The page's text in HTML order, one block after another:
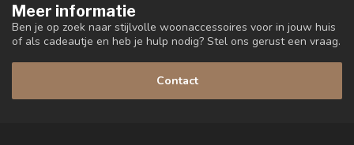
Meer informatie
Ben je op zoek naar stijlvolle woonaccessoires voor in jouw huis
of als cadeautje en heb je hulp nodig? Stel ons gerust een vraag.
Contact